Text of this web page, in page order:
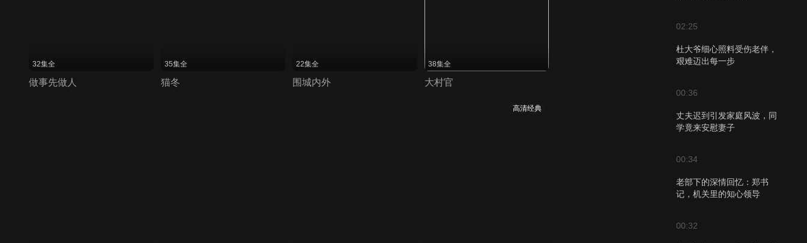
02:25
杜大爷细心照料受伤老伴，
艰难迈出每一步
00:36
丈夫迟到引发家庭风波，同
学竟来安慰妻子
00:34
老部下的深情回忆：郑书
记，机关里的知心领导
00:32
32集全
做事先做人
35集全
猫冬
22集全
围城内外
38集全
大村官
高清经典